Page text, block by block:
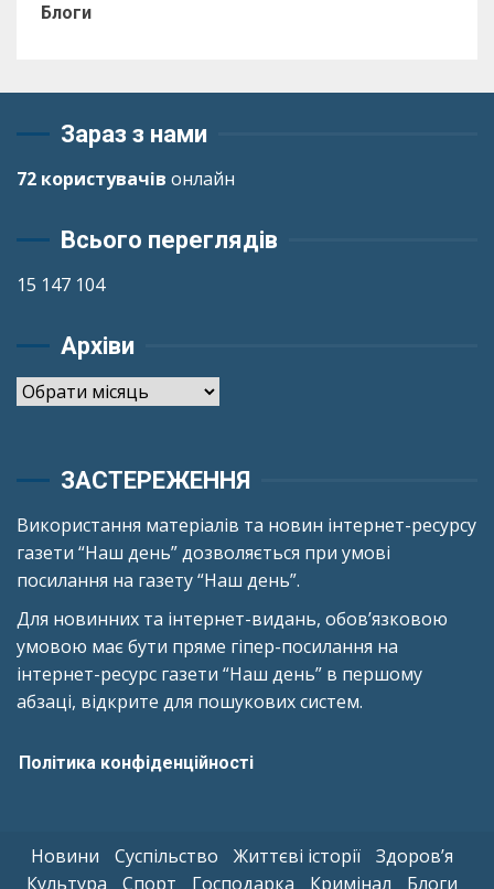
Блоги
Зараз з нами
72 користувачів онлайн
Всього переглядів
15 147 104
Архіви
Архіви
ЗАСТЕРЕЖЕННЯ
Використання матеріалів та новин інтернет-ресурсу
газети “Наш день” дозволяється при умові
посилання на газету “Наш день”.
Для новинних та інтернет-видань, обов’язковою
умовою має бути пряме гіпер-посилання на
інтернет-ресурс газети “Наш день” в першому
абзаці, відкрите для пошукових систем.
Політика конфіденційності
Новини Суспільство Життєві історії
Здоров’я
Культура
Спорт Господарка Кримінал Блоги